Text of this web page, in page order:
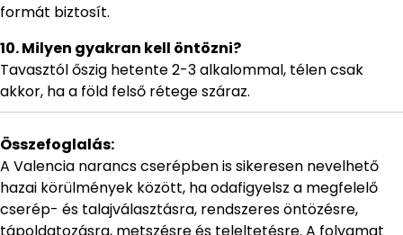
formát biztosít.
10. Milyen gyakran kell öntözni?
Tavasztól őszig hetente 2-3 alkalommal, télen csak
akkor, ha a föld felső rétege száraz.
Összefoglalás:
A Valencia narancs cserépben is sikeresen nevelhető
hazai körülmények között, ha odafigyelsz a megfelelő
cserép- és talajválasztásra, rendszeres öntözésre,